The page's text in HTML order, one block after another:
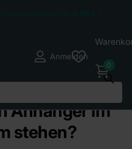
ab
Anmelden
0
Raum stehen?
Anhänger im
stehen?